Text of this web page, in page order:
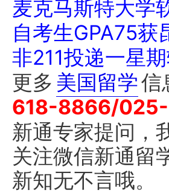
麦克马斯特大学
自考生GPA75获
非211投递一星
更多 美国留学信
618-8866/
新通专家提问，
关注微信新通留
新知无不言哦。